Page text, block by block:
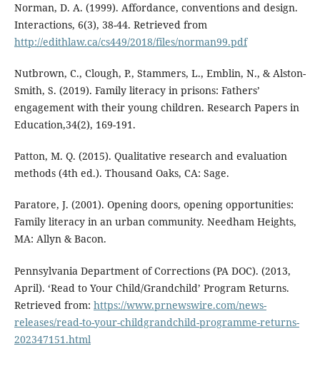
Norman, D. A. (1999). Affordance, conventions and design.
Interactions, 6(3), 38-44. Retrieved from
http://edithlaw.ca/cs449/2018/files/norman99.pdf
Nutbrown, C., Clough, P., Stammers, L., Emblin, N., & Alston-
Smith, S. (2019). Family literacy in prisons: Fathers’
engagement with their young children. Research Papers in
Education,34(2), 169-191.
Patton, M. Q. (2015). Qualitative research and evaluation
methods (4th ed.). Thousand Oaks, CA: Sage.
Paratore, J. (2001). Opening doors, opening opportunities:
Family literacy in an urban community. Needham Heights,
MA: Allyn & Bacon.
Pennsylvania Department of Corrections (PA DOC). (2013,
April). ‘Read to Your Child/Grandchild’ Program Returns.
Retrieved from: https://www.prnewswire.com/news-
releases/read-to-your-childgrandchild-programme-returns-
202347151.html